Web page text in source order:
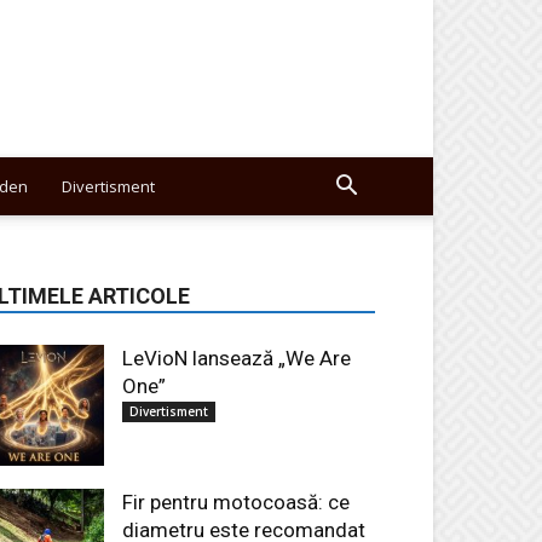
Divertisment
ARTICOLE
LeVioN lansează „We Are
One”
Divertisment
Fir pentru motocoasă: ce
diametru este recomandat